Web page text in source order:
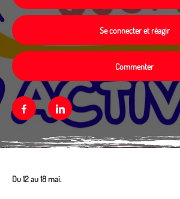
Se connecter et réagir
Commenter
FacebookLinkedin
Du 12 au 18 mai.